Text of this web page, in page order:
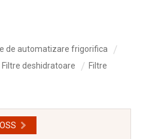
de automatizare frigorifica
Filtre deshidratoare
Filtre